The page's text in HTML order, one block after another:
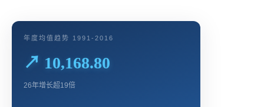
年度均值趋势 1991-2016
↗ 10,168.80
26年增长超19倍